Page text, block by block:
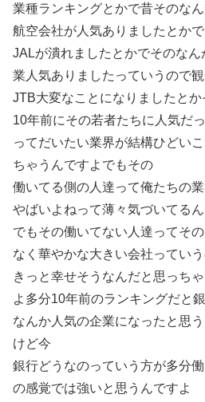
業種ランキングとかで昔そのな
航空会社が人気ありましたとか
JALが潰れましたとかでそのなん
業人気ありましたっていうので
JTB大変なことになりましたとか
10年前にその若者たちに人気だ
ってだいたい業界が結構ひどい
ちゃうんですよでもその
働いてる側の人達って俺たちの
やばいよねって薄々気づいてる
でもその働いてない人達ってそ
なく華やかな大きい会社ってい
きっと幸せそうなんだと思っち
よ多分10年前のランキングだと
なんか人気の企業になったと思
けど今
銀行どうなのっていう方が多分働
の感覚では強いと思うんですよ